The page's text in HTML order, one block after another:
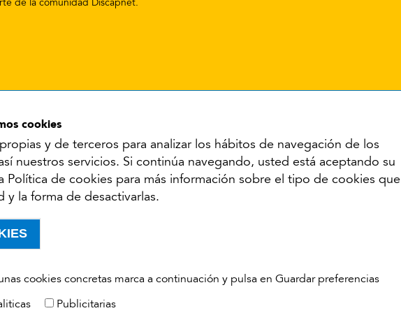
cookies
y de terceros para analizar los hábitos de navegación de los
nuestros servicios. Si continúa navegando, usted está aceptando su
Política de cookies para más información sobre el tipo de cookies que
y la forma de desactivarlas.
cookies concretas marca a continuación y pulsa en Guardar preferencias
Publicitarias
de la comunidad Discapnet.
Síguenos en:
YouTube
Facebook
X